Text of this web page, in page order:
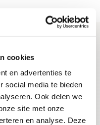
cookies
en advertenties te
social media te bieden
Ook delen we
site met onze
en analyse. Deze
en